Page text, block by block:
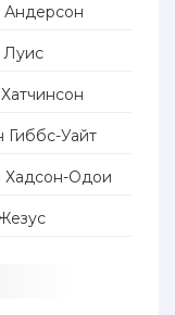
Андерсон
Луис
Гиббс-Уайт
Хадсон-Одои